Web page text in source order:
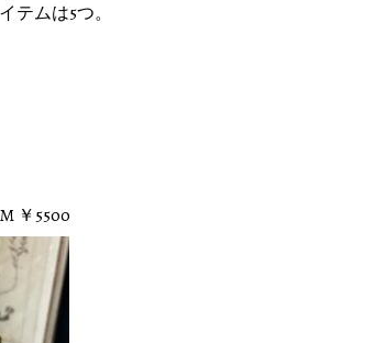
テムは5つ。
￥5500